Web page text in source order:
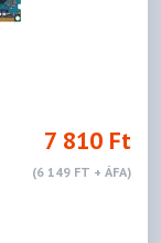
7 810 Ft
(6 149 FT + ÁFA)